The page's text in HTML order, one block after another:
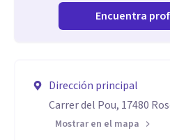
Encuentra
Dirección principal
Carrer del Pou, 17480
Mostrar en el mapa